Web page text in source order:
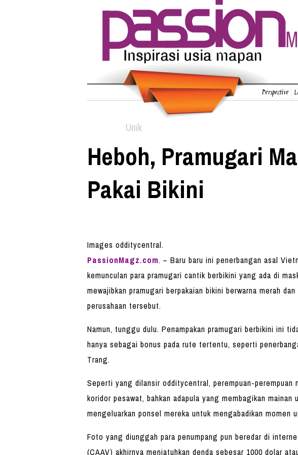
Perspective
Unik
Heboh, Pramugari
Pakai Bikini
Images odditycentral.
PassionMagz.com. – Baru baru ini penerbangan asal
kemunculan para pramugari cantik berbikini yang ada di
mewajibkan pramugari berpakaian bikini berwarna merah
perusahaan tersebut.
Namun, tunggu dulu. Penampakan pramugari berbikini ini
hanya sebagai bonus pada rute tertentu, seperti
Trang.
Seperti yang dilansir odditycentral, perempuan-
koridor pesawat, bahkan adapula yang membagikan mainan
mengeluarkan ponsel mereka untuk mengabadikan momen
Foto yang diunggah para penumpang pun beredar di
(CAAV) akhirnya menjatuhkan denda sebesar 1000 dolar